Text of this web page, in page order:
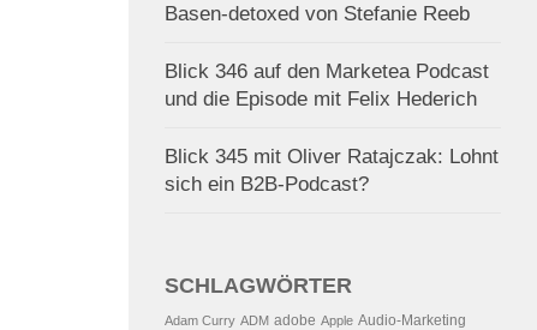
Basen-detoxed von Stefanie Reeb
Blick 346 auf den Marketea Podcast
und die Episode mit Felix Hederich
Blick 345 mit Oliver Ratajczak: Lohnt
sich ein B2B-Podcast?
SCHLAGWÖRTER
Adam Curry ADM adobe Apple Audio-Marketing